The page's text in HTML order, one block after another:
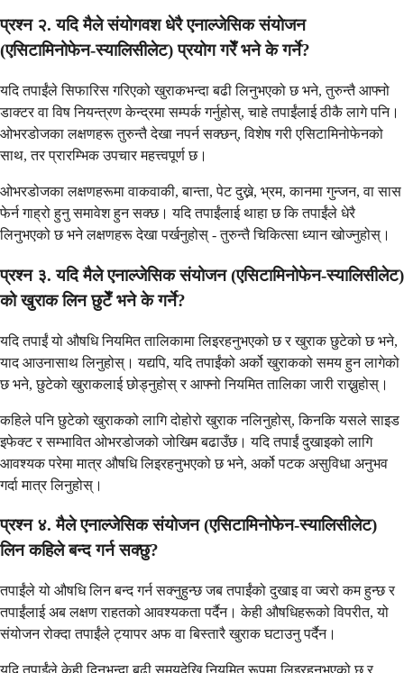
प्रश्न २. यदि मैले संयोगवश धेरै एनाल्जेसिक संयोजन
(एसिटामिनोफेन-स्यालिसीलेट) प्रयोग गरेँ भने के गर्ने?
यदि तपाईंले सिफारिस गरिएको खुराकभन्दा बढी लिनुभएको छ भने, तुरुन्तै आफ्नो
डाक्टर वा विष नियन्त्रण केन्द्रमा सम्पर्क गर्नुहोस्, चाहे तपाईंलाई ठीकै लागे पनि।
ओभरडोजका लक्षणहरू तुरुन्तै देखा नपर्न सक्छन्, विशेष गरी एसिटामिनोफेनको
साथ, तर प्रारम्भिक उपचार महत्त्वपूर्ण छ।
ओभरडोजका लक्षणहरूमा वाकवाकी, बान्ता, पेट दुख्ने, भ्रम, कानमा गुन्जन, वा सास
फेर्न गाह्रो हुनु समावेश हुन सक्छ। यदि तपाईंलाई थाहा छ कि तपाईंले धेरै
लिनुभएको छ भने लक्षणहरू देखा पर्खनुहोस् - तुरुन्तै चिकित्सा ध्यान खोज्नुहोस्।
प्रश्न ३. यदि मैले एनाल्जेसिक संयोजन (एसिटामिनोफेन-स्यालिसीलेट)
को खुराक लिन छुटेँ भने के गर्ने?
यदि तपाईं यो औषधि नियमित तालिकामा लिइरहनुभएको छ र खुराक छुटेको छ भने,
याद आउनासाथ लिनुहोस्। यद्यपि, यदि तपाईंको अर्को खुराकको समय हुन लागेको
छ भने, छुटेको खुराकलाई छोड्नुहोस् र आफ्नो नियमित तालिका जारी राख्नुहोस्।
कहिले पनि छुटेको खुराकको लागि दोहोरो खुराक नलिनुहोस्, किनकि यसले साइड
इफेक्ट र सम्भावित ओभरडोजको जोखिम बढाउँछ। यदि तपाईं दुखाइको लागि
आवश्यक परेमा मात्र औषधि लिइरहनुभएको छ भने, अर्को पटक असुविधा अनुभव
गर्दा मात्र लिनुहोस्।
प्रश्न ४. मैले एनाल्जेसिक संयोजन (एसिटामिनोफेन-स्यालिसीलेट)
लिन कहिले बन्द गर्न सक्छु?
तपाईंले यो औषधि लिन बन्द गर्न सक्नुहुन्छ जब तपाईंको दुखाइ वा ज्वरो कम हुन्छ र
तपाईंलाई अब लक्षण राहतको आवश्यकता पर्दैन। केही औषधिहरूको विपरीत, यो
संयोजन रोक्दा तपाईंले ट्यापर अफ वा बिस्तारै खुराक घटाउनु पर्दैन।
यदि तपाईंले केही दिनभन्दा बढी समयदेखि नियमित रूपमा लिइरहनुभएको छ र